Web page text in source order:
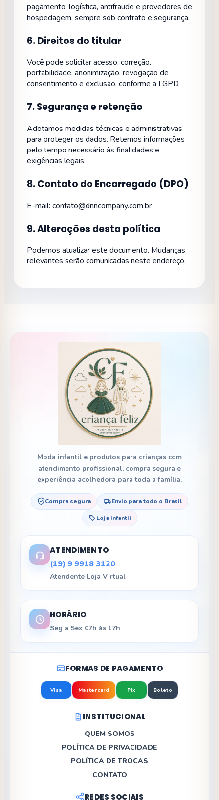
pagamento, logística, antifraude e provedores de
hospedagem, sempre sob contrato e segurança.
6. Direitos do titular
Você pode solicitar acesso, correção,
portabilidade, anonimização, revogação de
consentimento e exclusão, conforme a LGPD.
7. Segurança e retenção
Adotamos medidas técnicas e administrativas
para proteger os dados. Retemos informações
pelo tempo necessário às finalidades e
exigências legais.
8. Contato do Encarregado (DPO)
E-mail: contato@dnncompany.com.br
9. Alterações desta política
Podemos atualizar este documento. Mudanças
relevantes serão comunicadas neste endereço.
Moda infantil e produtos para crianças com
atendimento profissional, compra segura e
experiência acolhedora para toda a família.
Compra segura Envio para todo o Brasil
Loja infantil
ATENDIMENTO
(19) 9 9918 3120
Atendente Loja Virtual
HORÁRIO
Seg a Sex 07h às 17h
FORMAS DE PAGAMENTO
Visa Mastercard Pix Boleto
INSTITUCIONAL
QUEM SOMOS
POLÍTICA DE PRIVACIDADE
POLÍTICA DE TROCAS
CONTATO
REDES SOCIAIS